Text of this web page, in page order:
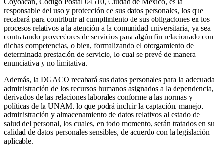
Coyoacán, Código Postal 04510, Ciudad de México, es la
responsable del uso y protección de sus datos personales, los que
recabará para contribuir al cumplimiento de sus obligaciones en los
procesos relativos a la atención a la comunidad universitaria, ya sea
contratando proveedores de servicios para algún fin relacionado con
dichas competencias, o bien, formalizando el otorgamiento de
determinada prestación de servicio, lo cual se prevé de manera
enunciativa y no limitativa.
Además, la DGACO recabará sus datos personales para la adecuada
administración de los recursos humanos asignados a la dependencia,
derivados de las relaciones laborales conforme a las normas y
políticas de la UNAM, lo que podrá incluir la captación, manejo,
administración y almacenamiento de datos relativos al estado de
salud del personal, los cuales, en todo momento, serán tratados en su
calidad de datos personales sensibles, de acuerdo con la legislación
aplicable.